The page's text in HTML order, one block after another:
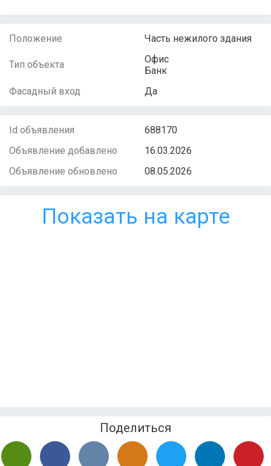
Положение Часть нежилого здания
Тип объекта
Офис
Банк
Фасадный вход
Да
Id объявления
688170
Объявление добавлено
16.03.2026
Объявление обновлено
08.05.2026
Показать на карте
Поделиться